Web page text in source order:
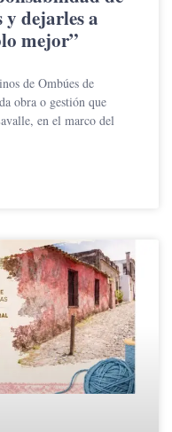
dejarles a
mejor”
de Ombúes de
obra o gestión que
en el marco del